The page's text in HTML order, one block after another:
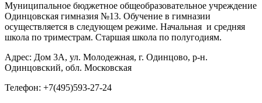
Муниципальное бюджетное общеобразовательное учреждение
Одинцовская гимназия №13. Обучение в гимназии
осуществляется в следующем режиме. Начальная и средняя
школа по триместрам. Старшая школа по полугодиям.
Адрес: Дом 3А, ул. Молодежная, г. Одинцово, р-н.
Одинцовский, обл. Московская
Телефон: +7(495)593-27-24